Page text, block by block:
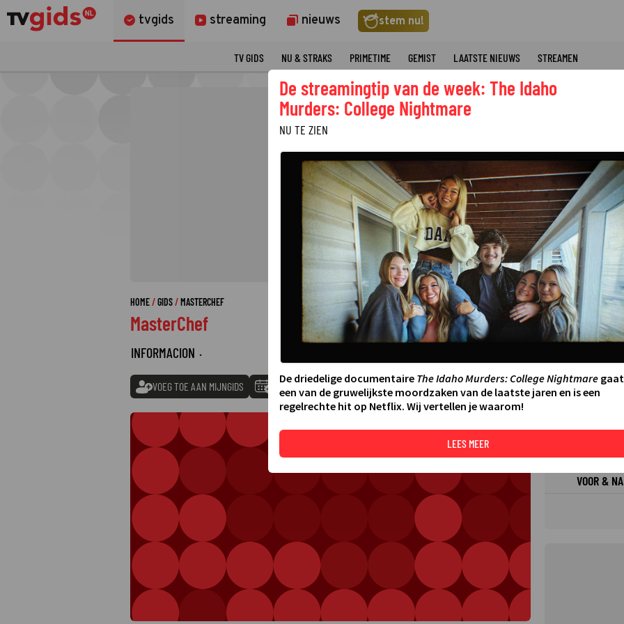
tvgids streaming nieuws stem nu!
TV GIDS NU & STRAKS PRIMETIME GEMIST LAATSTE NIEUWS STREAMEN
HOME GIDS MASTERCHEF
MasterChef
INFORMACION ·
VOEG TOE AAN MIJNGIDS TOEVOEGEN AAN AGENDA DELEN
FILMS
DE
VOOR &
De streamingtip van de week: The Idaho
Murders: College Nightmare
NU TE ZIEN
De driedelige documentaire The Idaho Murders: College Nightmaregaat
een van de gruwelijkste moordzaken van de laatste jaren en is een
regelrechte hit op Netflix. Wij vertellen je waarom!
LEES MEER